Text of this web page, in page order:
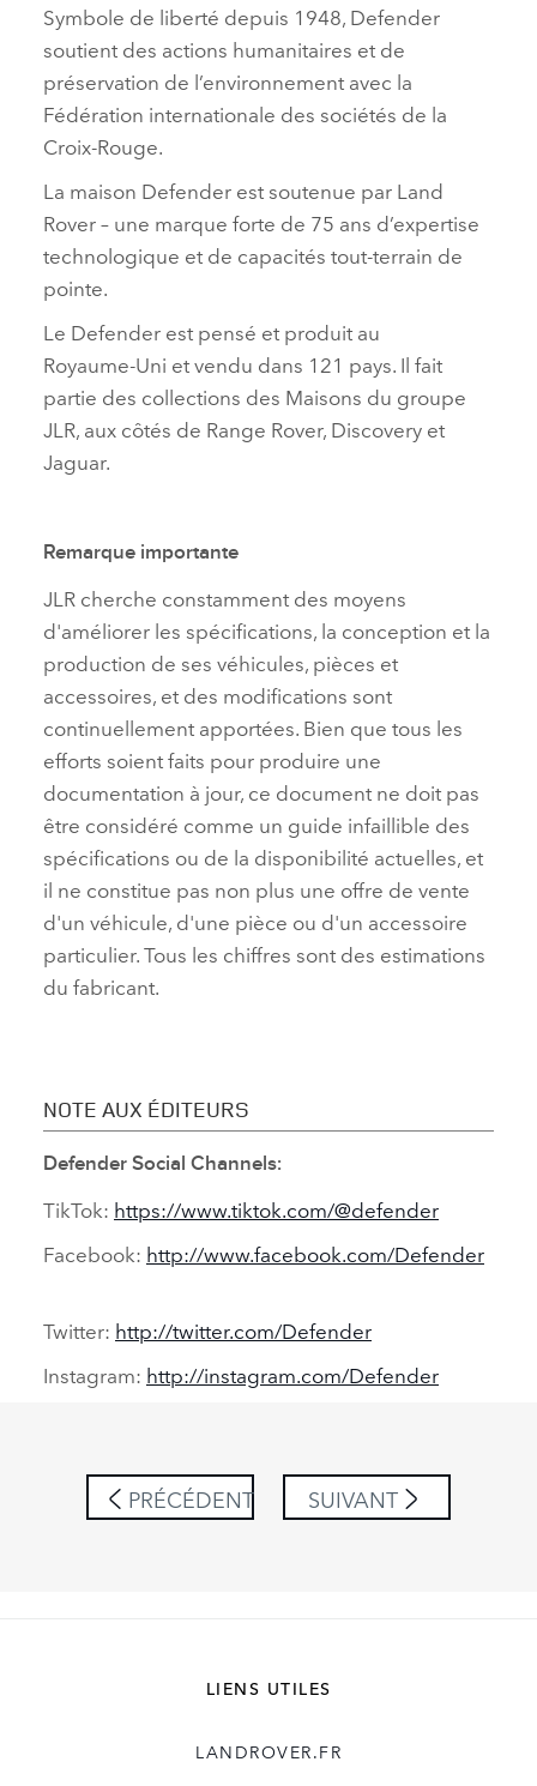
Symbole de liberté depuis 1948, Defender
soutient des actions humanitaires et de
préservation de l’environnement avec la
Fédération internationale des sociétés de la
Croix‑Rouge.
La maison Defender est soutenue par Land
Rover – une marque forte de 75 ans d’expertise
technologique et de capacités tout‑terrain de
pointe.
Le Defender est pensé et produit au
Royaume‑Uni et vendu dans 121 pays. Il fait
partie des collections des Maisons du groupe
JLR, aux côtés de Range Rover, Discovery et
Jaguar.
Remarque importante
JLR cherche constamment des moyens
d'améliorer les spécifications, la conception et la
production de ses véhicules, pièces et
accessoires, et des modifications sont
continuellement apportées. Bien que tous les
efforts soient faits pour produire une
documentation à jour, ce document ne doit pas
être considéré comme un guide infaillible des
spécifications ou de la disponibilité actuelles, et
il ne constitue pas non plus une offre de vente
d'un véhicule, d'une pièce ou d'un accessoire
particulier. Tous les chiffres sont des estimations
du fabricant.
NOTE AUX ÉDITEURS
Defender Social Channels:
TikTok: https://www.tiktok.com/@defender
Facebook: http://www.facebook.com/Defender
Twitter: http://twitter.com/Defender
Instagram: http://instagram.com/Defender
PRÉCÉDENT SUIVANT
LIENS UTILES
LANDROVER.FR